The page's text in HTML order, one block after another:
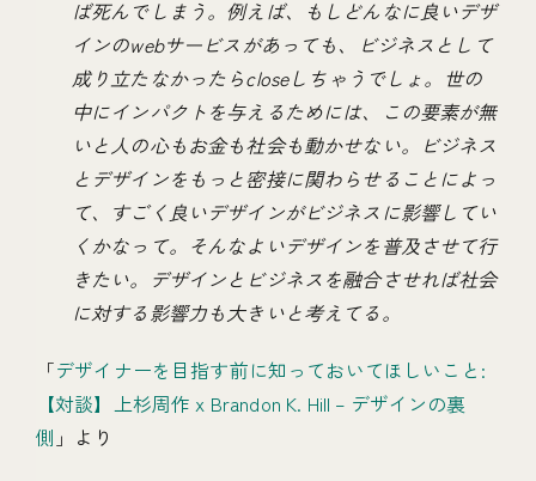
ば死んでしまう。例えば、もしどんなに良いデザ
インのwebサービスがあっても、ビジネスとして
成り立たなかったらcloseしちゃうでしょ。世の
中にインパクトを与えるためには、この要素が無
いと人の心もお金も社会も動かせない。ビジネス
とデザインをもっと密接に関わらせることによっ
て、すごく良いデザインがビジネスに影響してい
くかなって。そんなよいデザインを普及させて行
きたい。デザインとビジネスを融合させれば社会
に対する影響力も大きいと考えてる。
「デザイナーを目指す前に知っておいてほしいこと:
【対談】上杉周作 x Brandon K. Hill – デザインの裏
側 」より